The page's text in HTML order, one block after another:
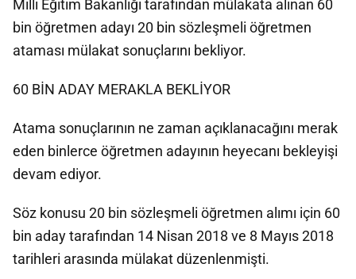
Milli Eğitim Bakanlığı tarafından mülakata alınan 60
bin öğretmen adayı 20 bin sözleşmeli öğretmen
ataması mülakat sonuçlarını bekliyor.
60 BİN ADAY MERAKLA BEKLİYOR
Atama sonuçlarının ne zaman açıklanacağını merak
eden binlerce öğretmen adayının heyecanı bekleyişi
devam ediyor.
Söz konusu 20 bin sözleşmeli öğretmen alımı için 60
bin aday tarafından 14 Nisan 2018 ve 8 Mayıs 2018
tarihleri arasında mülakat düzenlenmişti.